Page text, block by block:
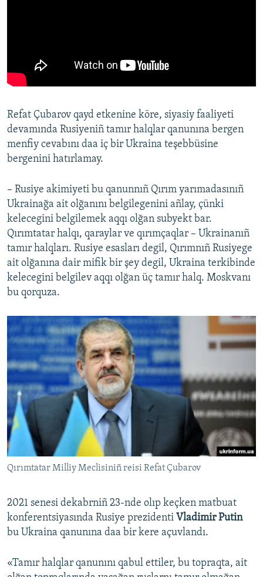
Refat Çubarov qayd etkenine köre, siyasiy faaliyeti
devamında Rusiyeniñ tamır halqlar qanunına bergen
menfiy cevabını daa iç bir Ukraina teşebbüsine
bergenini hatırlamay.
– Rusiye akimiyeti bu qanunnıñ Qırım yarımadasınıñ
Ukrainağa ait olğanını belgilegenini añlay, çünki
kelecegini belgilemek aqqı olğan subyekt bar.
Qırımtatar halqı, qaraylar ve qırımçaqlar – Ukrainanıñ
tamır halqları. Rusiye esasları degil, Qırımnıñ Rusiyege
ait olğanına dair mifik bir şey degil, Ukraina terkibinde
kelecegini belgilev aqqı olğan üç tamır halq. Moskvanı
bu qorquza.
Qırımtatar Milliy Meclisiniñ reisi Refat Çubarov
2021 senesi dekabrniñ 23-nde olıp keçken matbuat
konferentsiyasında Rusiye prezidenti Vladimir Putin
bu Ukraina qanunına daa bir kere açuvlandı.
«Tamır halqlar qanunını qabul ettiler, bu topraqta, ait